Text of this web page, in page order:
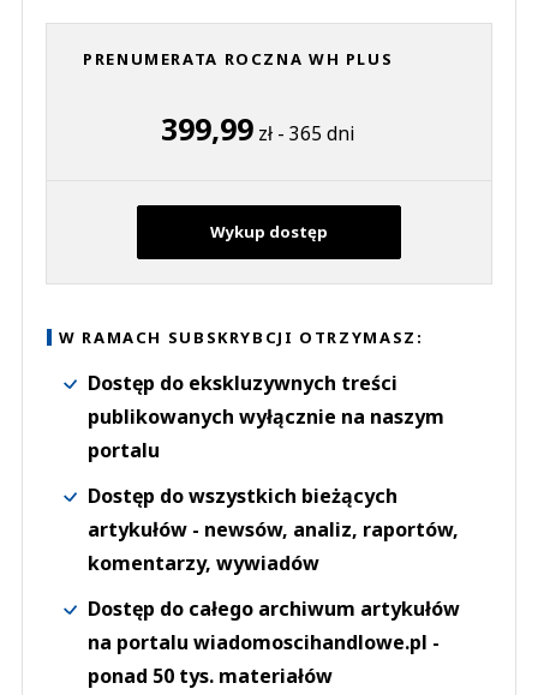
PRENUMERATA ROCZNA WH PLUS
399,99zł - 365 dni
Wykup dostęp
W RAMACH SUBSKRYBCJI OTRZYMASZ:
Dostęp do ekskluzywnych treści
publikowanych wyłącznie na naszym
portalu
Dostęp do wszystkich bieżących
artykułów - newsów, analiz, raportów,
komentarzy, wywiadów
Dostęp do całego archiwum artykułów
na portalu wiadomoscihandlowe.pl -
ponad 50 tys. materiałów